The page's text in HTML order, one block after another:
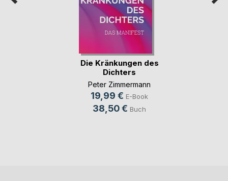
Die Kränkungen des
Dichters
Peter Zimmermann
19,99 € E-Book
38,50 € Buch